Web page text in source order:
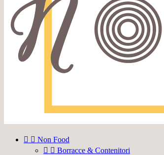
  Non Food
  Borracce & Contenitori